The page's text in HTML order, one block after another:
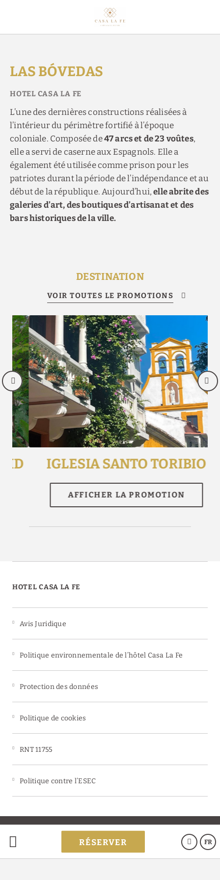
FR
RÉSERVER
LAS BÓVEDAS
L’une des dernières constructions réalisées à
l’intérieur du périmètre fortifié à l’époque
coloniale. Composée de47 arcs et de 23 voûtes,
elle a servi de caserne aux Espagnols. Elle a
également été utilisée comme prison pour les
patriotes durant la période de l’indépendance et au
début de la république. Aujourd’hui,elle abrite des
galeries d’art, des boutiques d’artisanat et des
bars historiques de la ville.
DESTINATION
IGLESIA SANTO TORIBIO
HOTEL CASA LA FE
Avis Juridique
Politique environnementale de l’hôtel Casa La Fe
Protection des données
Politique de cookies
RNT 11755
Politique contre l’ESEC
Powered by Keytel